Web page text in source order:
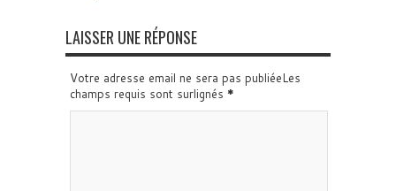
LAISSER UNE RÉPONSE
Votre adresse email ne sera pas publiéeLes
champs requis sont surlignés *